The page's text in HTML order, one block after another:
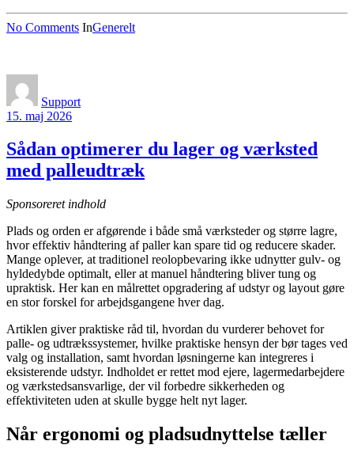
No Comments InGenerelt
Support
15. maj 2026
Sådan optimerer du lager og værksted
med palleudtræk
Sponsoreret indhold
Plads og orden er afgørende i både små værksteder og større lagre,
hvor effektiv håndtering af paller kan spare tid og reducere skader.
Mange oplever, at traditionel reolopbevaring ikke udnytter gulv- og
hyldedybde optimalt, eller at manuel håndtering bliver tung og
upraktisk. Her kan en målrettet opgradering af udstyr og layout gøre
en stor forskel for arbejdsgangene hver dag.
Artiklen giver praktiske råd til, hvordan du vurderer behovet for
palle- og udtrækssystemer, hvilke praktiske hensyn der bør tages ved
valg og installation, samt hvordan løsningerne kan integreres i
eksisterende udstyr. Indholdet er rettet mod ejere, lagermedarbejdere
og værkstedsansvarlige, der vil forbedre sikkerheden og
effektiviteten uden at skulle bygge helt nyt lager.
Når ergonomi og pladsudnyttelse tæller